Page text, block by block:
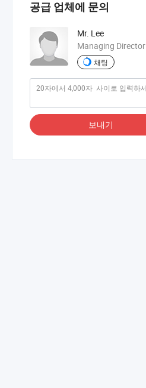
공급 업체에 문의
Mr. Lee
Managing Director
채팅
보내기